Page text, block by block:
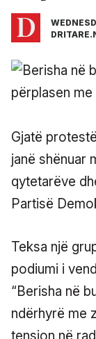
Gjatë
janë shënuar
qytetarëve
Partisë
Teksa një
podiumi i
“Berisha në
ndërhyrë me
tension në